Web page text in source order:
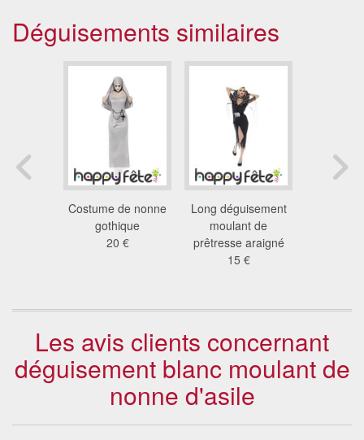
Déguisements similaires
Costume de nonne
gothique
20 €
Long déguisement
moulant de
prêtresse araigné
15 €
Les avis clients concernant
déguisement blanc moulant de
nonne d'asile